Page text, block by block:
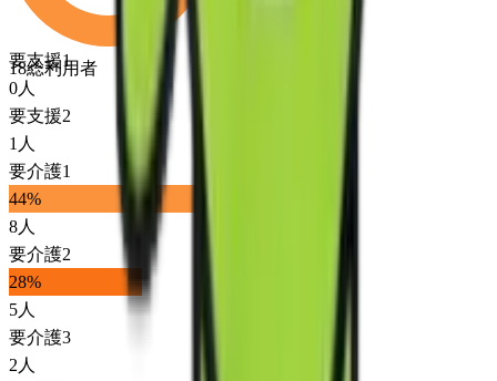
18総利用者
要支援1
0人
要支援2
1 人
要介護1
44%
8人
要介護2
28%
5人
要介護3
2 人